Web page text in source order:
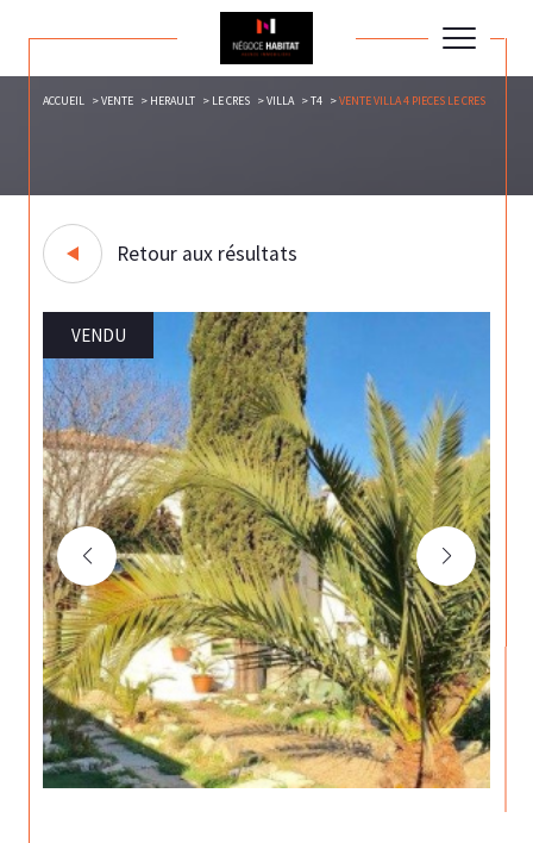
ACCUEIL VENTE HERAULT LE CRES VILLA T4 VENTE VILLA 4 PIECES LE CRES
Retour aux résultats
VENDU